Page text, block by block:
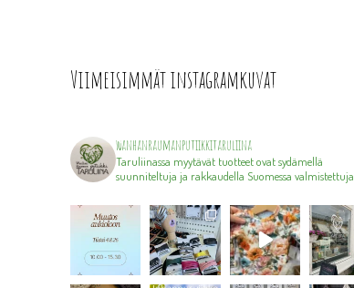
Viimeisimmät instagramkuvat
wanhanraumanputiikkitaruliina
Taruliinassa myytävät tuotteet ovat sydämellä
suunniteltuja ja rakkaudella Suomessa valmistettuja.